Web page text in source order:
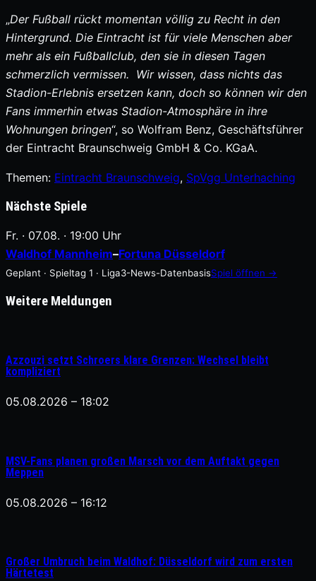
„Der Fußball rückt momentan völlig zu Recht in den
Hintergrund. Die Eintracht ist für viele Menschen aber
mehr als ein Fußballclub, den sie in diesen Tagen
schmerzlich vermissen. Wir wissen, dass nichts das
Stadion-Erlebnis ersetzen kann, doch so können wir den
Fans immerhin etwas Stadion-Atmosphäre in ihre
Wohnungen bringen“, so Wolfram Benz, Geschäftsführer
der Eintracht Braunschweig GmbH & Co. KGaA.
Themen: Eintracht Braunschweig, SpVgg Unterhaching
Nächste Spiele
Fr. · 07.08. · 19:00 Uhr
Waldhof Mannheim–Fortuna Düsseldorf
Geplant · Spieltag 1 · Liga3-News-DatenbasisSpiel öffnen →
Weitere Meldungen
Azzouzi setzt Schroers klare Grenzen: Wechsel bleibt
kompliziert
05.08.2026 – 18:02
MSV-Fans planen großen Marsch vor dem Auftakt gegen
Meppen
05.08.2026 – 16:12
Großer Umbruch beim Waldhof: Düsseldorf wird zum ersten
Härtetest